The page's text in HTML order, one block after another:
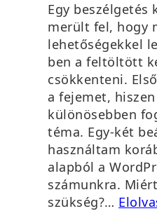
Egy beszélgetés
merült fel, hogy
lehetőségekkel
ben a feltöltött
csökkenteni.
a fejemet,
különösebben
téma. Egy-két
használtam
alapból a
számunkra.
szükség?…